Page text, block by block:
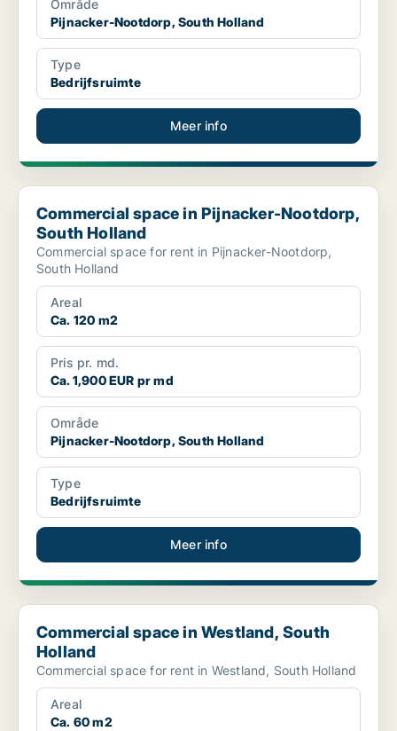
Område
Pijnacker-Nootdorp, South Holland
Type
Bedrijfsruimte
Meer info
Commercial space in Pijnacker-Nootdorp, South Holland
Commercial space in Pijnacker-Nootdorp,
South Holland
Commercial space for rent in Pijnacker-Nootdorp,
South Holland
Areal
Ca. 120 m2
Pris pr. md.
Ca. 1,900 EUR pr md
Område
Pijnacker-Nootdorp, South Holland
Type
Bedrijfsruimte
Meer info
Commercial space in Westland, South Holland
Commercial space in Westland, South
Holland
Commercial space for rent in Westland, South Holland
Areal
Ca. 60 m2